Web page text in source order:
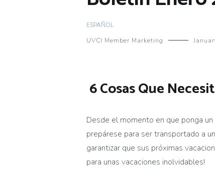
ESPAÑOL
UVCI Member Marketing
6 Cosas Que
Desde el momento en que ponga
prepárese para ser transportado a
garantizar que sus próximas
para unas vacaciones inolvidables!